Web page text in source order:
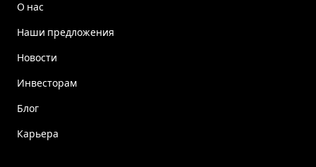
О нас
Наши предложения
Новости
Инвесторам
Блог
Карьера